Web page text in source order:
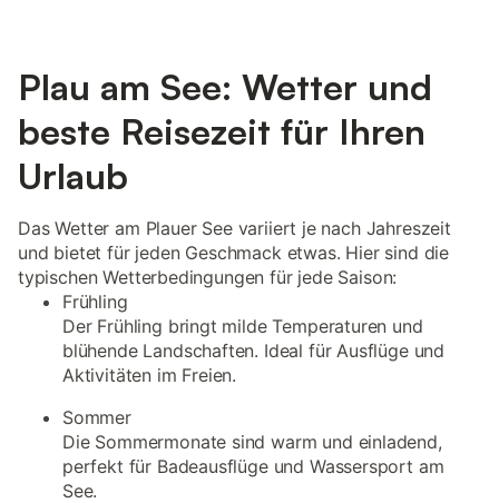
Plau am See: Wetter und
beste Reisezeit für Ihren
Urlaub
Das Wetter am Plauer See variiert je nach Jahreszeit
und bietet für jeden Geschmack etwas. Hier sind die
typischen Wetterbedingungen für jede Saison:
Frühling
Der Frühling bringt milde Temperaturen und
blühende Landschaften. Ideal für Ausflüge und
Aktivitäten im Freien.
Sommer
Die Sommermonate sind warm und einladend,
perfekt für Badeausflüge und Wassersport am
See.